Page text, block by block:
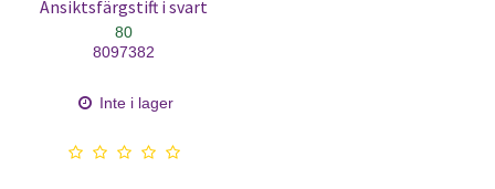
Ansiktsfärgstift i svart
80
8097382
Inte i lager